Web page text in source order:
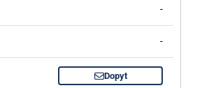
-
-
Dopyt